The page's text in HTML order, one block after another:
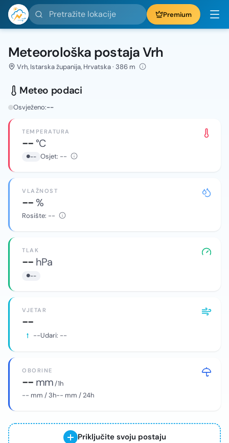
Pretražite lokacije Premium
Meteorološka postaja Vrh
Vrh, Istarska županija, Hrvatska · 386 m
Meteo podaci
Osvježeno:--
TEMPERATURA
--°C
-- Osjet: --
VLAŽNOST
--%
Rosište: --
TLAK
-- hPa
--
VJETAR
--
--Udari: --
OBORINE
-- mm/ 1h
-- mm / 3h-- mm / 24h
Priključite svoju postaju